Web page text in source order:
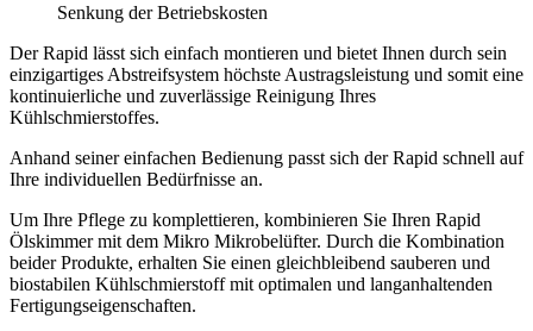
Senkung der Betriebskosten
Der Rapid lässt sich einfach montieren und bietet Ihnen durch sein
einzigartiges Abstreifsystem höchste Austragsleistung und somit eine
kontinuierliche und zuverlässige Reinigung Ihres
Kühlschmierstoffes.
Anhand seiner einfachen Bedienung passt sich der Rapid schnell auf
Ihre individuellen Bedürfnisse an.
Um Ihre Pflege zu komplettieren, kombinieren Sie Ihren Rapid
Ölskimmer mit dem Mikro Mikrobelüfter. Durch die Kombination
beider Produkte, erhalten Sie einen gleichbleibend sauberen und
biostabilen Kühlschmierstoff mit optimalen und langanhaltenden
Fertigungseigenschaften.